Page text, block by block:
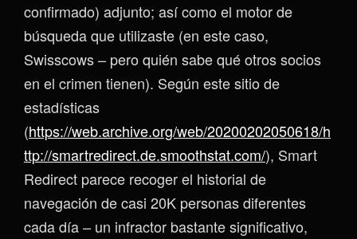
confirmado) adjunto; así como el motor de
búsqueda que utilizaste (en este caso,
Swisscows – pero quién sabe qué otros socios
en el crimen tienen). Según este sitio de
estadísticas
(https://web.archive.org/web/20200202050618/h
ttp://smartredirect.de.smoothstat.com/), Smart
Redirect parece recoger el historial de
navegación de casi 20K personas diferentes
cada día – un infractor bastante significativo,